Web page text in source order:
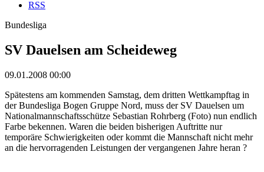
RSS
Bundesliga
SV Dauelsen am Scheideweg
09.01.2008 00:00
Spätestens am kommenden Samstag, dem dritten Wettkampftag in
der Bundesliga Bogen Gruppe Nord, muss der SV Dauelsen um
Nationalmannschaftsschütze Sebastian Rohrberg (Foto) nun endlich
Farbe bekennen. Waren die beiden bisherigen Auftritte nur
temporäre Schwierigkeiten oder kommt die Mannschaft nicht mehr
an die hervorragenden Leistungen der vergangenen Jahre heran ?